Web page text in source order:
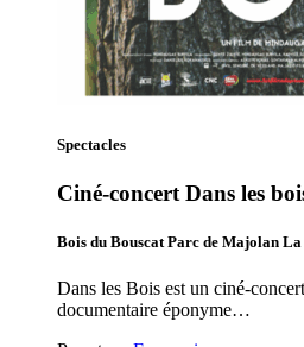
Spectacles
Ciné-concert Dans les
Bois du Bouscat Parc de Majolan
Dans les Bois est un ciné-
documentaire éponyme…